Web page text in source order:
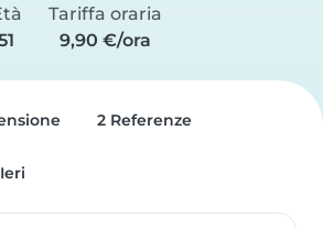
Tariffa oraria
9,90 €/ora
2 Referenze
Ieri